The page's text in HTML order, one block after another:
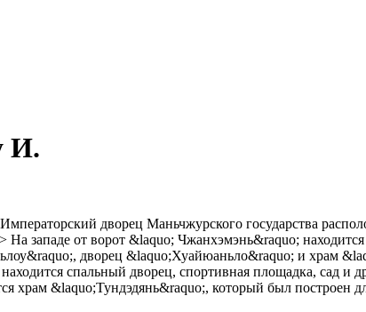
И.
дворец Маньчжурского государства
На западе от ворот &laquo; Чжанхэмэнь&raquo;
дворец &laquo;Хуайюаньло&raquo; и храм
спальный дворец, спортивная площадка, сад
храм &laquo;Тундэдянь&raquo;, который был